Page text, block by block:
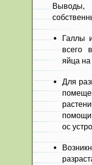
Выводы,
Галлы
всего
яйца на
Для
помощи
ос